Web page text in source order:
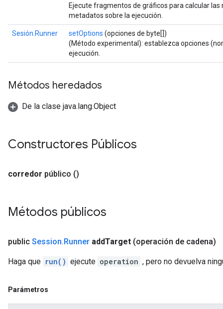
Ejecute fragmentos de gráficos para calcular
metadatos sobre la ejecución.
Sesión.Runner setOptions (opciones de byte[])
(Método experimental): establezca opciones
ejecución.
Métodos heredados
De la clase java.lang.Object
Constructores Públicos
corredor público ()
Métodos públicos
public Session.Runner addTarget (operación de cadena)
Haga que run() ejecute operation , pero no devuelva
Parámetros